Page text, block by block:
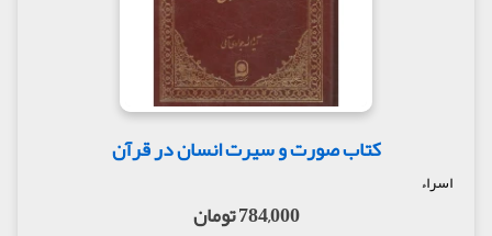
کتاب صورت و سیرت انسان در قرآن
اسراء
784,000 تومان